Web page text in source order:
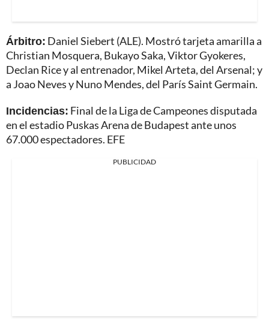
Árbitro: Daniel Siebert (ALE). Mostró tarjeta amarilla a
Christian Mosquera, Bukayo Saka, Viktor Gyokeres,
Declan Rice y al entrenador, Mikel Arteta, del Arsenal; y
a Joao Neves y Nuno Mendes, del París Saint Germain.
Incidencias: Final de la Liga de Campeones disputada
en el estadio Puskas Arena de Budapest ante unos
67.000 espectadores. EFE
PUBLICIDAD